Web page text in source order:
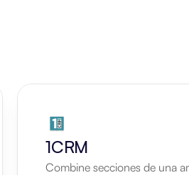
1CRM
Combine secciones de una